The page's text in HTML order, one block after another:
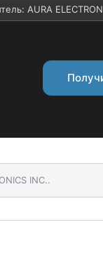
AURA
INC..